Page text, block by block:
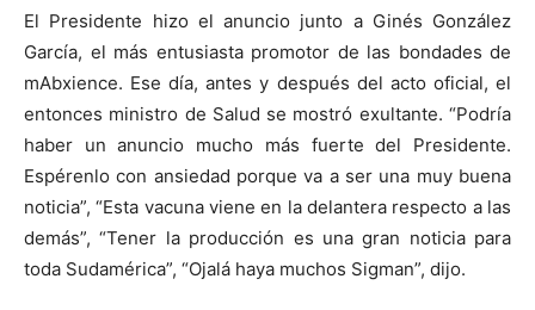
El Presidente hizo el anuncio junto a Ginés González
García, el más entusiasta promotor de las bondades de
mAbxience. Ese día, antes y después del acto oficial, el
entonces ministro de Salud se mostró exultante. “Podría
haber un anuncio mucho más fuerte del Presidente.
Espérenlo con ansiedad porque va a ser una muy buena
noticia”, “Esta vacuna viene en la delantera respecto a las
demás”, “Tener la producción es una gran noticia para
toda Sudamérica”, “Ojalá haya muchos Sigman”, dijo.